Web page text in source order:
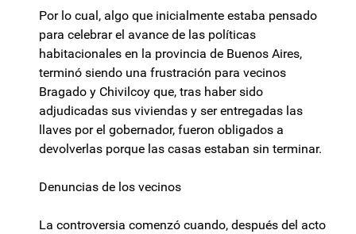
Por lo cual, algo que inicialmente estaba pensado
para celebrar el avance de las políticas
habitacionales en la provincia de Buenos Aires,
terminó siendo una frustración para vecinos
Bragado y Chivilcoy que, tras haber sido
adjudicadas sus viviendas y ser entregadas las
llaves por el gobernador, fueron obligados a
devolverlas porque las casas estaban sin terminar.
Denuncias de los vecinos
La controversia comenzó cuando, después del acto